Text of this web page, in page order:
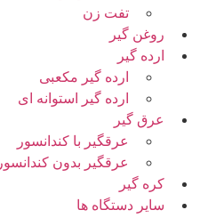
تفت زن
روغن گیر
ارده گیر
ارده گیر مکعبی
ارده گیر استوانه ای
عرق گیر
عرقگیر با کندانسور
عرقگیر بدون کندانسور
کره گیر
سایر دستگاه ها